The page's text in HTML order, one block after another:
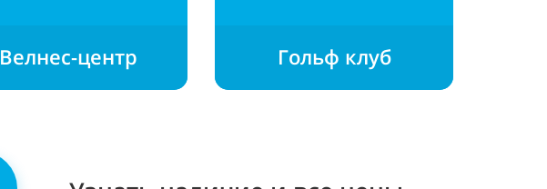
Велнес-центр Гольф клуб